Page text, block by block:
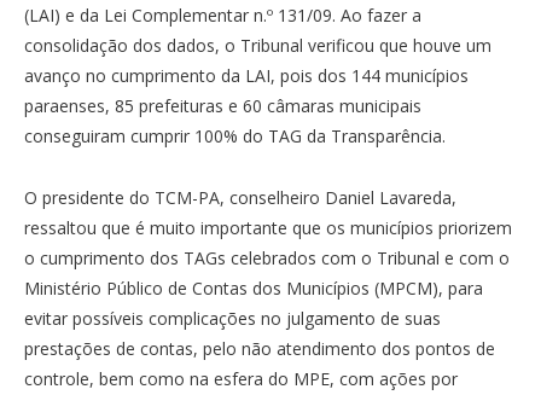
(LAI) e da Lei Complementar n.º 131/09. Ao fazer a
consolidação dos dados, o Tribunal verificou que houve um
avanço no cumprimento da LAI, pois dos 144 municípios
paraenses, 85 prefeituras e 60 câmaras municipais
conseguiram cumprir 100% do TAG da Transparência.
O presidente do TCM-PA, conselheiro Daniel Lavareda,
ressaltou que é muito importante que os municípios priorizem
o cumprimento dos TAGs celebrados com o Tribunal e com o
Ministério Público de Contas dos Municípios (MPCM), para
evitar possíveis complicações no julgamento de suas
prestações de contas, pelo não atendimento dos pontos de
controle, bem como na esfera do MPE, com ações por